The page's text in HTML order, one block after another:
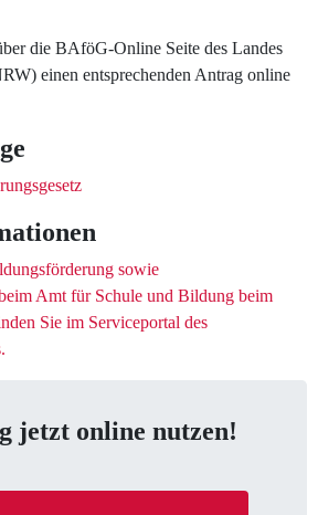
die BAföG-Online Seite des Landes
einen entsprechenden Antrag online
sowie
Amt für Schule und Bildung beim
Sie im Serviceportal des
jetzt online nutzen!